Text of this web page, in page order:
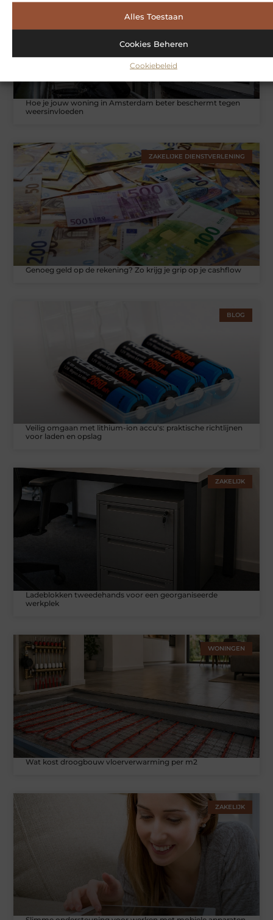
Alles Toestaan
Cookies Beheren
Cookiebeleid
Hoe je jouw woning in Amsterdam beter beschermt tegen
weersinvloeden
ZAKELIJKE DIENSTVERLENING
Genoeg geld op de rekening? Zo krijg je grip op je cashflow
BLOG
Veilig omgaan met lithium-ion accu's: praktische richtlijnen
voor laden en opslag
ZAKELIJK
Ladeblokken tweedehands voor een georganiseerde
werkplek
WONINGEN
Wat kost droogbouw vloerverwarming per m2
ZAKELIJK